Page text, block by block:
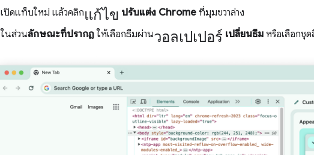
เปิดแท็บใหม่ แล้วคลิกแก้ไข ปรับแต่ง Chrome ที่มุมขวาล่าง
ในส่วนลักษณะที่ปรากฏ ให้เลือกธีมผ่านวอลเปเปอร์ เปลี่ยนธีม หรือเลือกชุด